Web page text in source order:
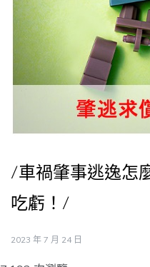
/車禍肇事逃逸怎
吃虧！/
2023 年 7 月 24 日